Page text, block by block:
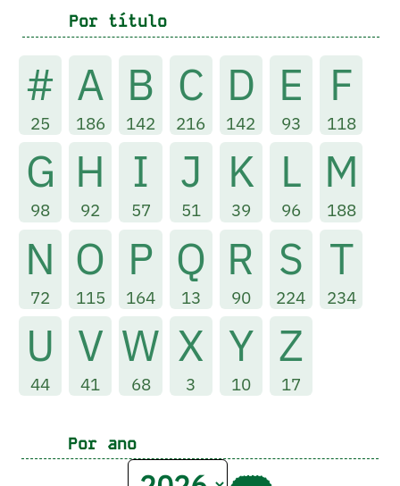
Por título
#
25
A
186
B
142
C
216
D
142
E
93
F
118
G
98
H
92
I
57
J
51
K
39
L
96
M
188
N
72
O
115
P
164
Q
13
R
90
S
224
T
234
U
44
V
41
W
68
X
3
Y
10
Z
17
Por ano